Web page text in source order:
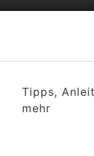
Tipps,
mehr